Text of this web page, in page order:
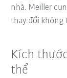
nhà. Meiller
thay đổi không
Kích
thể